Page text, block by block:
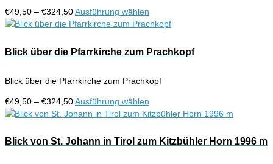
können
auf
Produktseite
werden
€49,50 – €324,50Preisspanne:
€49,50
€324,50
Ausführung wählen
Produkt
mehrere
Varianten
Die
können
auf
Produktseite
Blick über die Pfarrkirche zum Prachkopf
Blick über die Pfarrkirche zum Prachkopf
€49,50 – €324,50Preisspanne:
€49,50
€324,50
Ausführung wählen
Produkt
mehrere
Blick von St. Johann in Tirol zum Kitzbühler Horn 1996 m